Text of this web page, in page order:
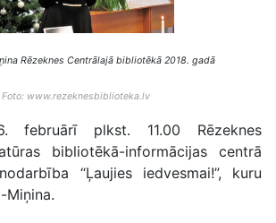
Rēzeknes Centrālajā bibliotēkā 2018. gadā
Foto: www.rezeknesbiblioteka.lv
februārī plkst. 11.00 Rēzeknes
bibliotēkā-informācijas centrā
“Ļaujies iedvesmai!”, kuru
Miņina.